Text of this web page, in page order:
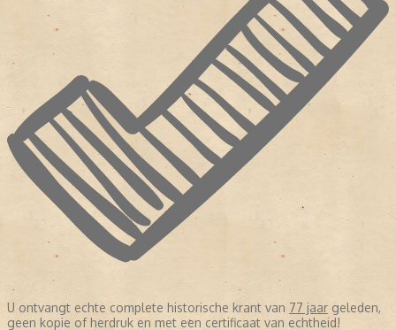
U ontvangt echte complete historische krant van 77 jaar geleden,
geen kopie of herdruk en met een certificaat van echtheid!